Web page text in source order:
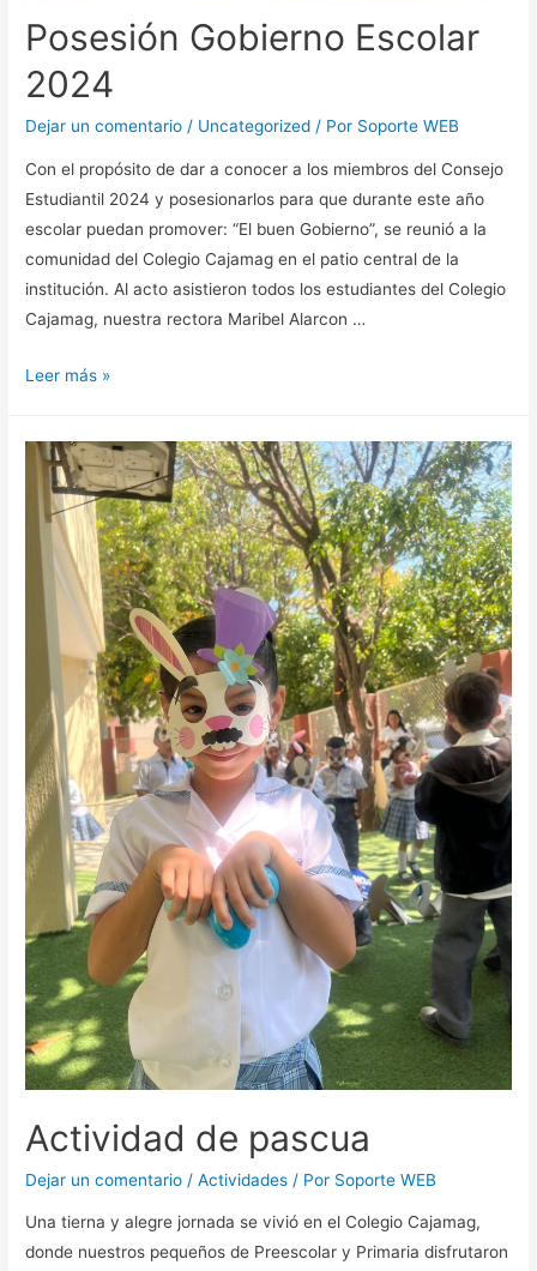
Posesión Gobierno Escolar
2024
Dejar un comentario / Uncategorized / Por Soporte WEB
Con el propósito de dar a conocer a los miembros del Consejo
Estudiantil 2024 y posesionarlos para que durante este año
escolar puedan promover: “El buen Gobierno”, se reunió a la
comunidad del Colegio Cajamag en el patio central de la
institución. Al acto asistieron todos los estudiantes del Colegio
Cajamag, nuestra rectora Maribel Alarcon …
Leer más »
Actividad de pascua
Dejar un comentario /Actividades / Por Soporte WEB
Una tierna y alegre jornada se vivió en el Colegio Cajamag,
donde nuestros pequeños de Preescolar y Primaria disfrutaron